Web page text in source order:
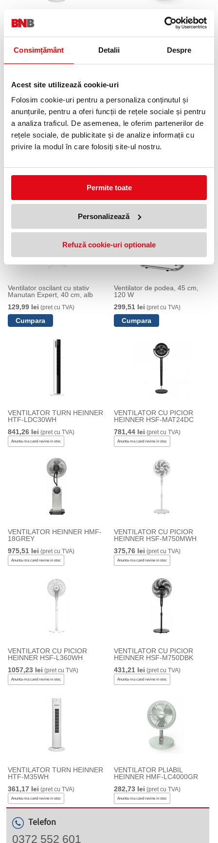
Consimțământ Detalii Despre
Acest site utilizează cookie-uri
Folosim cookie-uri pentru a personaliza conținutul și
anunțurile, pentru a oferi funcții de rețele sociale și pentru
a analiza traficul. De asemenea, le oferim partenerilor de
rețele sociale, de publicitate și de analize informații cu
privire la modul în care folosiți site-ul nostru.
Permite toate
Personalizează
Refuză cookie-uri optionale
VENTILATOR TURN HEINNER
HTF-M35WH
361,17 lei
Anunta-ma cand revine in stoc
VENTILATOR PLIABIL
HEINNER HMF-LC4000GR
282,73 lei
Anunta-ma cand revine in stoc
VENTILATOR TURN HEINNER
HTFA-M20WH
Anunta-ma cand revine in stoc
NOUTATI
Ventilator oscilant cu stativ
Manutan Expert, 40 cm, alb
129,99 lei (pret cu TVA)
Ventilator de podea, 45 cm,
120 W
299,51 lei (pret cu TVA)
VENTILATOR TURN HEINNER
HTF-LDC30WH
841,26 lei (pret cu TVA)
Anunta-ma cand revine in stoc
VENTILATOR CU PICIOR
HEINNER HSF-MAT24DC
781,44 lei (pret cu TVA)
Anunta-ma cand revine in stoc
VENTILATOR HEINNER HMF-
18GREY
975,51 lei (pret cu TVA)
Anunta-ma cand revine in stoc
VENTILATOR CU PICIOR
HEINNER HSF-M750MWH
375,76 lei (pret cu TVA)
Anunta-ma cand revine in stoc
VENTILATOR CU PICIOR
HEINNER HSF-L360WH
1057,23 lei (pret cu TVA)
Anunta-ma cand revine in stoc
VENTILATOR CU PICIOR
HEINNER HSF-M750DBK
431,21 lei (pret cu TVA)
Anunta-ma cand revine in stoc
VENTILATOR TURN HEINNER
HTF-M35WH
361,17 lei (pret cu TVA)
Anunta-ma cand revine in stoc
VENTILATOR PLIABIL
HEINNER HMF-LC4000GR
282,73 lei (pret cu TVA)
Anunta-ma cand revine in stoc
Telefon
0372 552 601